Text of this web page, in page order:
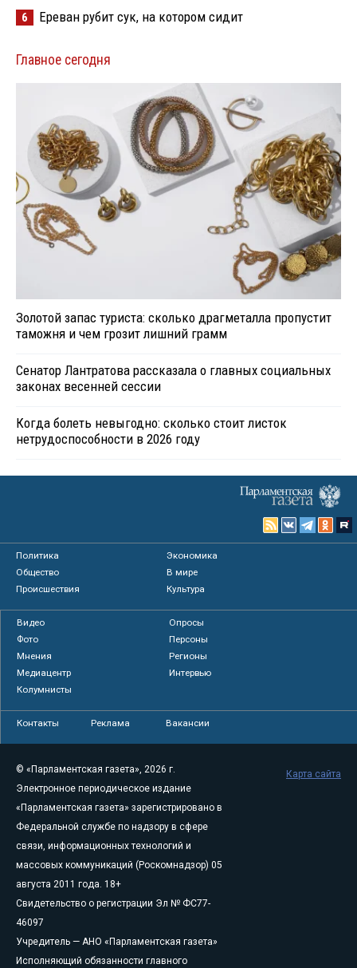
6 Ереван рубит сук, на котором сидит
Главное сегодня
Золотой запас туриста: сколько драгметалла пропустит
таможня и чем грозит лишний грамм
Сенатор Лантратова рассказала о главных социальных
законах весенней сессии
Когда болеть невыгодно: сколько стоит листок
нетрудоспособности в 2026 году
Политика
Экономика
Общество
В мире
Происшествия
Культура
Видео
Опросы
Фото
Персоны
Мнения
Регионы
Медиацентр
Интервью
Колумнисты
Контакты Реклама Вакансии
© «Парламентская газета», 2026 г.
Электронное периодическое издание
«Парламентская газета» зарегистрировано в
Федеральной службе по надзору в сфере
связи, информационных технологий и
массовых коммуникаций (Роскомнадзор) 05
августа 2011 года. 18+
Свидетельство о регистрации Эл № ФС77-
46097
Учредитель — АНО «Парламентская газета»
Исполняющий обязанности главного
Карта сайта